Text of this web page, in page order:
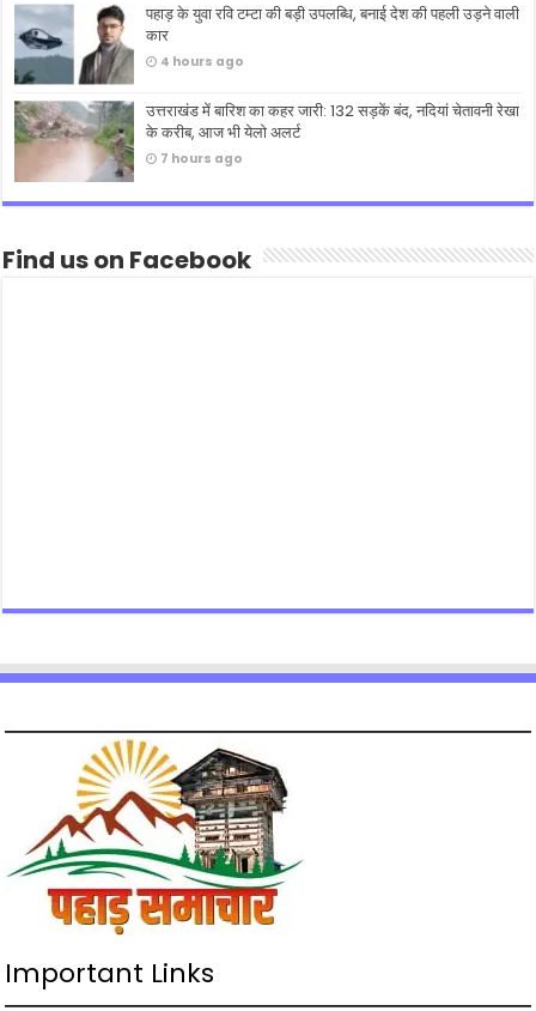
पहाड़ के युवा रवि टम्टा की बड़ी उपलब्धि, बनाई देश की पहली उड़ने वाली
कार
4 hours ago
उत्तराखंड में बारिश का कहर जारी: 132 सड़कें बंद, नदियां चेतावनी रेखा
के करीब, आज भी येलो अलर्ट
7 hours ago
Find us on Facebook
Important Links